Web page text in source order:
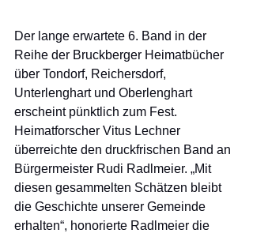
Der lange erwartete 6. Band in der
Reihe der Bruckberger Heimatbücher
über Tondorf, Reichersdorf,
Unterlenghart und Oberlenghart
erscheint pünktlich zum Fest.
Heimatforscher Vitus Lechner
überreichte den druckfrischen Band an
Bürgermeister Rudi Radlmeier. „Mit
diesen gesammelten Schätzen bleibt
die Geschichte unserer Gemeinde
erhalten“, honorierte Radlmeier die